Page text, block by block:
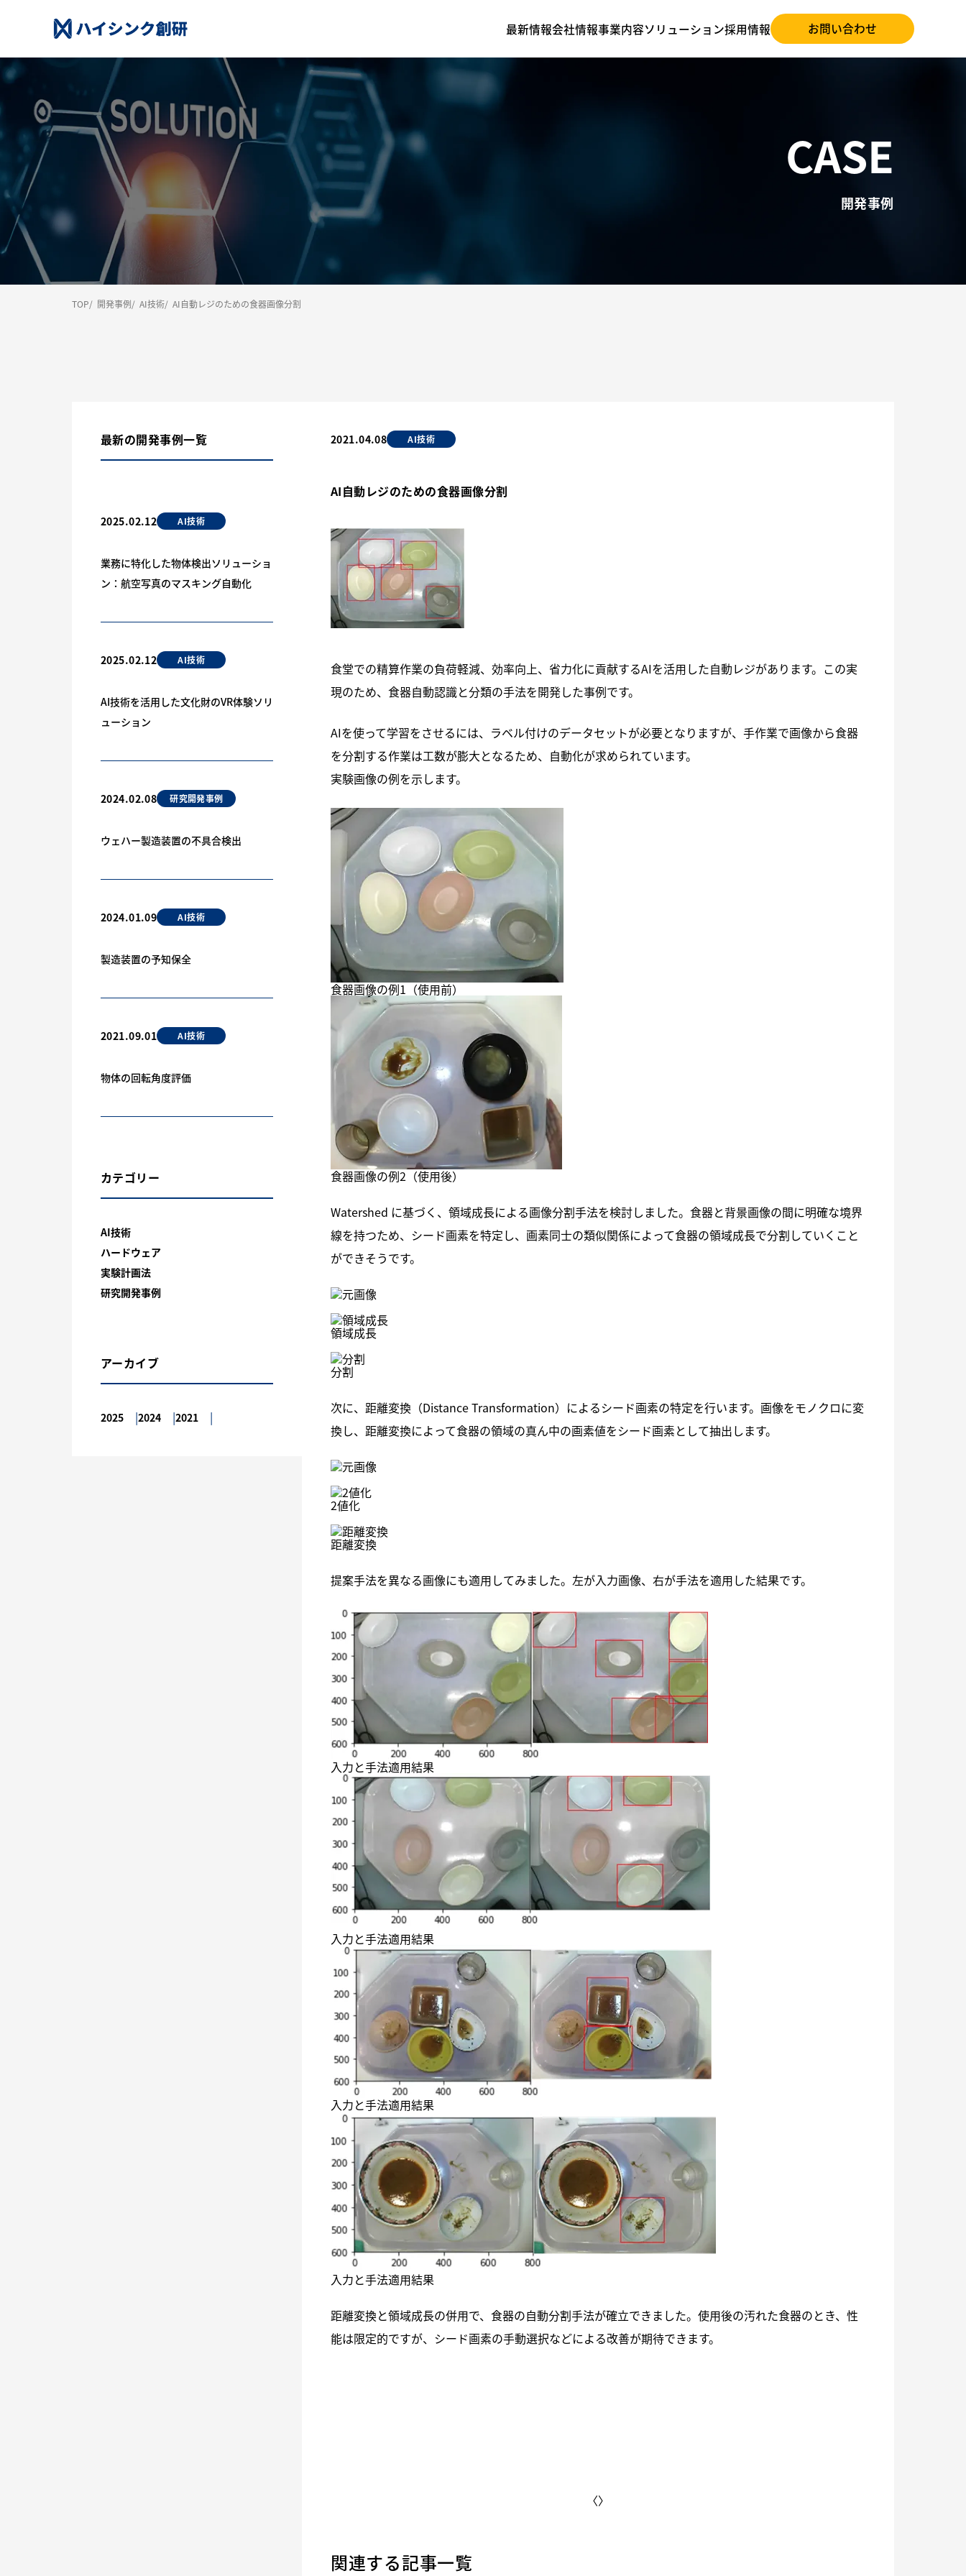
最新情報会社情報事業内容ソリューション採用情報 お問い合わせ
CASE
開発事例
TOP 開発事例 AI技術 AI自動レジのための食器画像分割
最新の開発事例一覧
2025.02.12 AI技術
業務に特化した物体検出ソリューショ
ン：航空写真のマスキング自動化
2025.02.12 AI技術
AI技術を活用した文化財のVR体験ソリ
ューション
2024.02.08 研究開発事例
ウェハー製造装置の不具合検出
2024.01.09 AI技術
製造装置の予知保全
2021.09.01 AI技術
物体の回転角度評価
カテゴリー
AI技術
ハードウェア
実験計画法
研究開発事例
アーカイブ
2025 2024 2021
2021.04.08 AI技術
AI自動レジのための食器画像分割
食堂での精算作業の負荷軽減、効率向上、省力化に貢献するAIを活用した自動レジがあります。この実
現のため、食器自動認識と分類の手法を開発した事例です。
AIを使って学習をさせるには、ラベル付けのデータセットが必要となりますが、手作業で画像から食器
を分割する作業は工数が膨大となるため、自動化が求められています。
実験画像の例を示します。
食器画像の例1（使用前）
食器画像の例2（使用後）
Watershed に基づく、領域成長による画像分割手法を検討しました。食器と背景画像の間に明確な境界
線を持つため、シード画素を特定し、画素同士の類似関係によって食器の領域成長で分割していくこと
ができそうです。
領域成長
分割
次に、距離変換（Distance Transformation）によるシード画素の特定を行います。画像をモノクロに変
換し、距離変換によって食器の領域の真ん中の画素値をシード画素として抽出します。
2値化
距離変換
提案手法を異なる画像にも適用してみました。左が入力画像、右が手法を適用した結果です。
入力と手法適用結果
入力と手法適用結果
入力と手法適用結果
入力と手法適用結果
距離変換と領域成長の併用で、食器の自動分割手法が確立できました。使用後の汚れた食器のとき、性
能は限定的ですが、シード画素の手動選択などによる改善が期待できます。
〈〉
関連する記事一覧